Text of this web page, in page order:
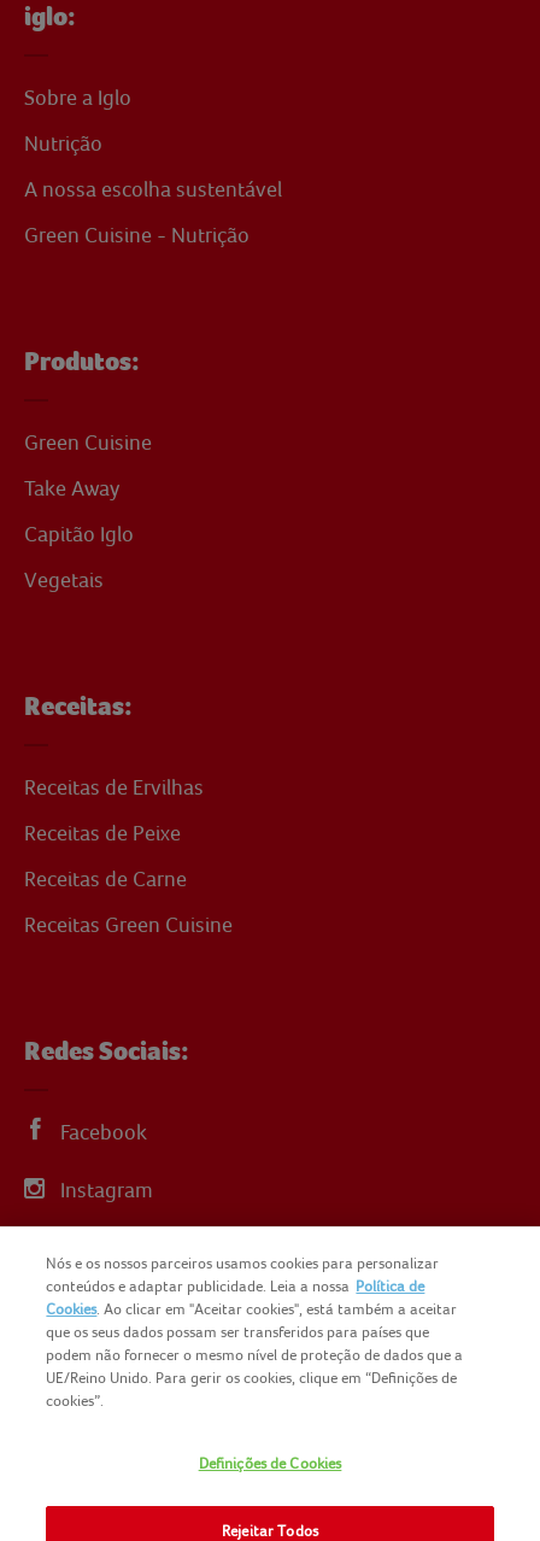
iglo:
Sobre a Iglo
Nutrição
A nossa escolha sustentável
Green Cuisine - Nutrição
Produtos:
Green Cuisine
Take Away
Capitão Iglo
Vegetais
Receitas:
Receitas de Ervilhas
Receitas de Peixe
Receitas de Carne
Receitas Green Cuisine
Redes Sociais:
Facebook
Instagram
YouTube
COPYRIGHT IGLO PORTUGAL 2025
NOMAD FOODS
SITEMAP
Nós e os nossos parceiros usamos cookies para personalizar
conteúdos e adaptar publicidade. Leia a nossa Política de
Cookies. Ao clicar em "Aceitar cookies", está também a aceitar
que os seus dados possam ser transferidos para países que
podem não fornecer o mesmo nível de proteção de dados que a
UE/Reino Unido. Para gerir os cookies, clique em “Definições de
cookies”.
Definições de Cookies
Rejeitar Todos